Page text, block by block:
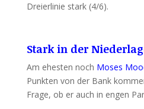
Dreierlinie stark (4/6).
Stark in der
Am ehesten noch Moses
Punkten von der Bank
Frage, ob er auch in engen